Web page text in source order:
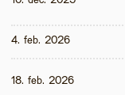
4. feb. 2026
18. feb. 2026